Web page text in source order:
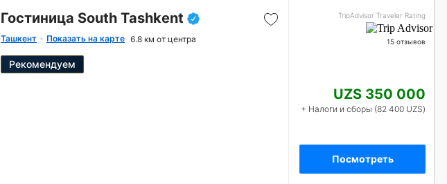
Гостиница South Tashkent
Ташкент Показать на карте 6.8 км от центра
Рекомендуем
TripAdvisor Traveler Rating
15 отзывов
UZS 350 000
+ Налоги и сборы (82 400 UZS)
Посмотреть